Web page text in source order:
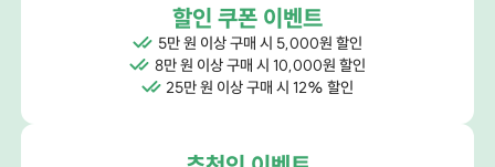
할인 쿠폰 이벤트
5만 원 이상 구매 시 5,000원 할인
8만 원 이상 구매 시 10,000원 할인
25만 원 이상 구매 시 12% 할인